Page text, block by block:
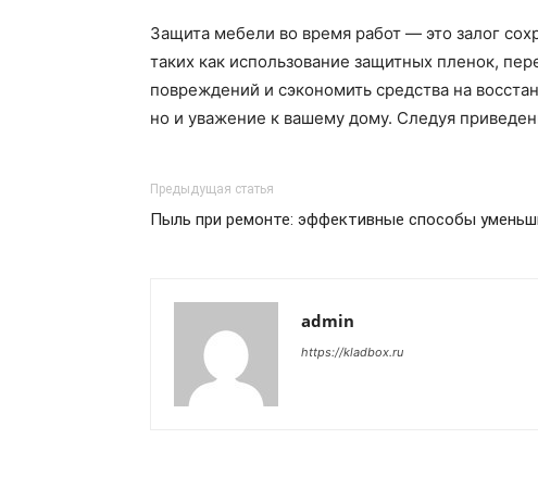
Защита мебели во время работ — это залог
таких как использование защитных пленок,
повреждений и сэкономить средства на
но и уважение к вашему дому. Следуя
Предыдущая статья
Пыль при ремонте: эффективные способы
admin
https://kladbox.ru